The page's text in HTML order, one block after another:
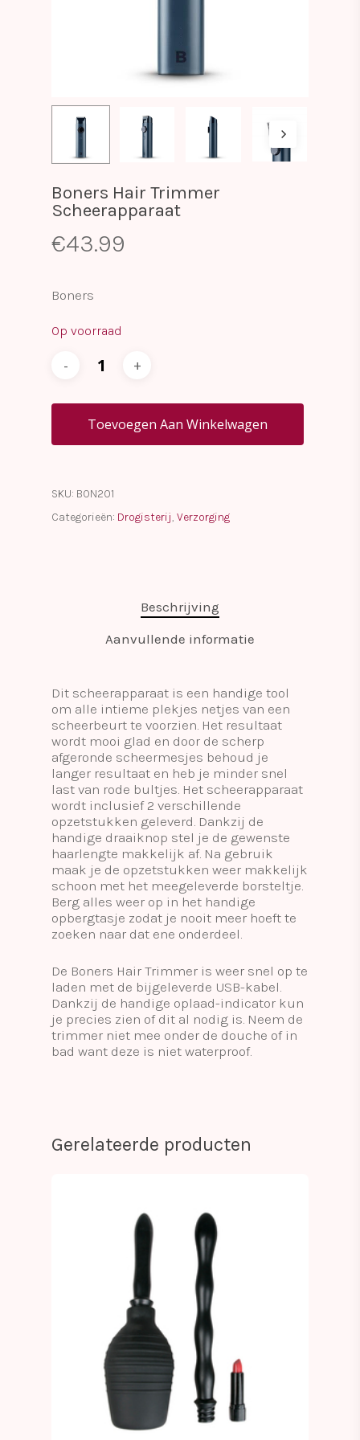
Boners Hair Trimmer
Scheerapparaat
€43.99
Boners
Op voorraad
Toevoegen Aan Winkelwagen
SKU: BON201
Categorieën: Drogisterij, Verzorging
Beschrijving
Aanvullende informatie
Dit scheerapparaat is een handige tool
om alle intieme plekjes netjes van een
scheerbeurt te voorzien. Het resultaat
wordt mooi glad en door de scherp
afgeronde scheermesjes behoud je
langer resultaat en heb je minder snel
last van rode bultjes. Het scheerapparaat
wordt inclusief 2 verschillende
opzetstukken geleverd. Dankzij de
handige draaiknop stel je de gewenste
haarlengte makkelijk af. Na gebruik
maak je de opzetstukken weer makkelijk
schoon met het meegeleverde borsteltje.
Berg alles weer op in het handige
opbergtasje zodat je nooit meer hoeft te
zoeken naar dat ene onderdeel.
De Boners Hair Trimmer is weer snel op te
laden met de bijgeleverde USB-kabel.
Dankzij de handige oplaad-indicator kun
je precies zien of dit al nodig is. Neem de
trimmer niet mee onder de douche of in
bad want deze is niet waterproof.
Gerelateerde producten